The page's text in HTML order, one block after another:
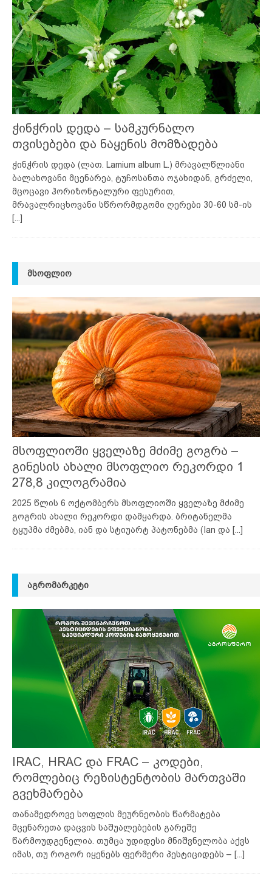
ჭინჭრის დედა – სამკურნალო
თვისებები და ნაყენის მომზადება
ჭინჭრის დედა (ლათ. Lamium album L.) მრავალწლიანი
ბალახოვანი მცენარეა, ტუჩოსანთა ოჯახიდან, გრძელი,
მცოცავი ჰორიზონტალური ფესურით,
მრავალრიცხოვანი სწრორმდგომი ღერები 30-60 სმ-ის
[...]
ᲛᲡᲝᲤᲚᲘᲝ
მსოფლიოში ყველაზე მძიმე გოგრა –
გინესის ახალი მსოფლიო რეკორდი 1
278,8 კილოგრამია
2025 წლის 6 ოქტომბერს მსოფლიოში ყველაზე მძიმე
გოგრის ახალი რეკორდი დამყარდა. ბრიტანელმა
ტყუპმა ძმებმა, იან და სტიუარტ პატონებმა (Ian და [...]
ᲐᲒᲠᲝᲛᲐᲠᲙᲔᲢᲘ
IRAC, HRAC და FRAC – კოდები,
რომლებიც რეზისტენტობის მართვაში
გვეხმარება
თანამედროვე სოფლის მეურნეობის წარმატება
მცენარეთა დაცვის საშუალებების გარეშე
წარმოუდგენელია. თუმცა უდიდესი მნიშვნელობა აქვს
იმას, თუ როგორ იყენებს ფერმერი პესტიციდებს – [...]